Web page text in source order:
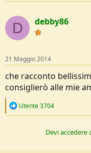
D debby86
21 Maggio 2014
che racconto
consiglierò alle mie
RUtente 3704
Devi